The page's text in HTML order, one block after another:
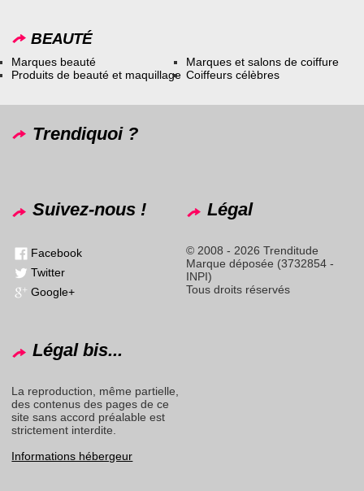
BEAUTÉ
Marques beauté
Produits de beauté et maquillage
Marques et salons de coiffure
Coiffeurs célèbres
Trendiquoi ?
Suivez-nous !
Facebook
Twitter
Google+
Légal
© 2008 - 2026 Trenditude
Marque déposée (3732854 -
INPI)
Tous droits réservés
Légal bis...
La reproduction, même partielle,
des contenus des pages de ce
site sans accord préalable est
strictement interdite.
Informations hébergeur